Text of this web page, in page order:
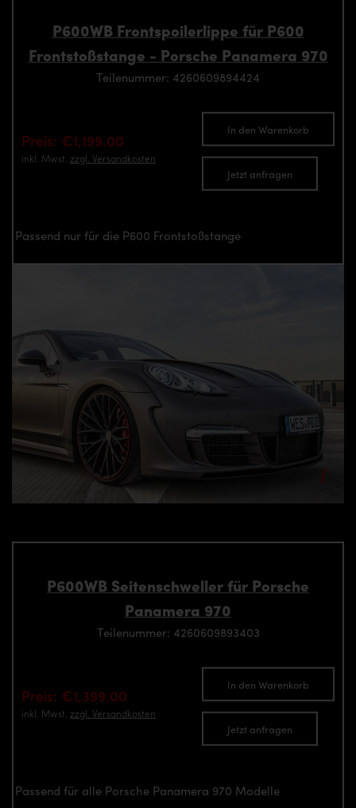
P600WB Frontspoilerlippe für P600
Frontstoßstange - Porsche Panamera 970
Teilenummer: 4260609894424
Preis: €1,199.00
inkl. Mwst. zzgl. Versandkosten
In den Warenkorb
Jetzt anfragen
Passend nur für die P600 Frontstoßstange
P600WB Seitenschweller für Porsche
Panamera 970
Teilenummer: 4260609893403
Preis: €1,399.00
inkl. Mwst. zzgl. Versandkosten
In den Warenkorb
Jetzt anfragen
Passend für alle Porsche Panamera 970 Modelle